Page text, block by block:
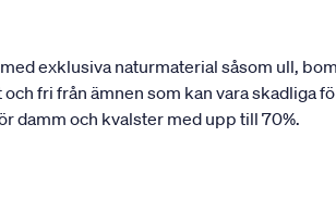
exklusiva naturmaterial såsom ull,
fri från ämnen som kan vara skadliga
damm och kvalster med upp till 70%.